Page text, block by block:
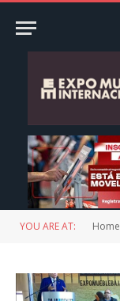
YOU ARE AT: Home